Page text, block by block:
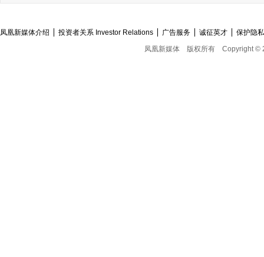
凤凰新媒体介绍 投资者关系 Investor Relations 广告服务 诚征英才
保护隐
凤凰新媒体
版权所有 Copyright ©